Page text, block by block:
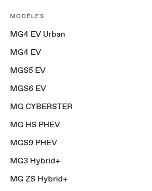
MODÈLES
MG4 EV Urban
MG4 EV
MGS5 EV
MGS6 EV
MG CYBERSTER
MG HS PHEV
MGS9 PHEV
MG3 Hybrid+
MG ZS Hybrid+